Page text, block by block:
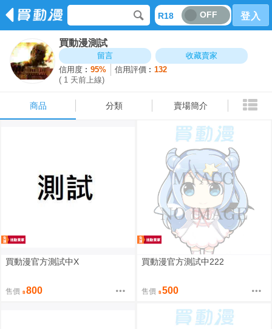
R18 OFF 登入
買動漫測試
留言
收藏賣家
信用度︰95% 信用評價︰132
( 1 天前上線)
商品 分類 賣場簡介
買動漫官方測試中X
售價 800
買動漫官方測試中222
售價 500
商品 分類